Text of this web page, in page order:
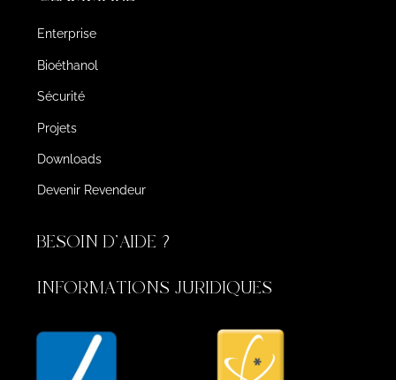
Enterprise
Bioéthanol
Sécurité
Projets
Downloads
Devenir Revendeur
BESOIN D'AIDE ?
INFORMATIONS JURIDIQUES